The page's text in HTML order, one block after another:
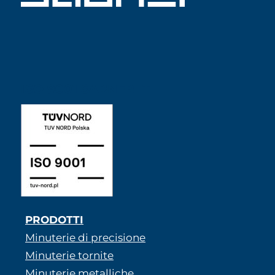
PRODOTTI
Minuterie di precisione
Minuterie tornite